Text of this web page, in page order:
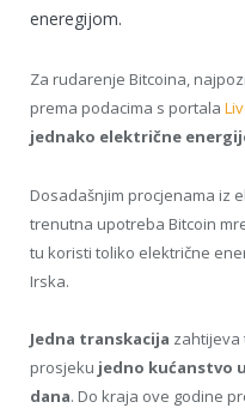
eneregijom.
Za rudarenje Bitcoina,
prema podacima s portala
jednako električne
Dosadašnjim procjenama iz
trenutna upotreba Bitcoin
tu koristi toliko električne
Irska.
Jedna transkacija zahtijeva
prosjeku jedno kućanstvo
dana. Do kraja ove godine